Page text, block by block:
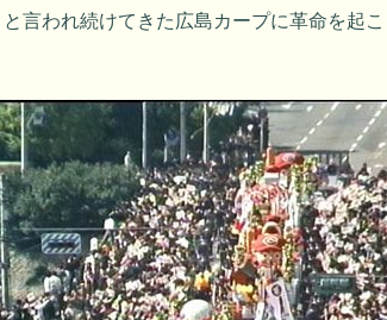
言われ続けてきた広島カープに革命を起